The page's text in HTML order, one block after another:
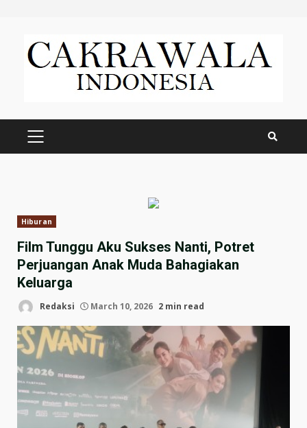
content
PRIMARY
Hiburan
Film Tunggu Aku Sukses Nanti, Potret
Perjuangan Anak Muda Bahagiakan
Keluarga
Redaksi March 10, 2026 2 min read